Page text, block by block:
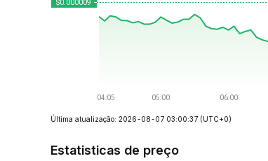
Última atualização: 2026-08-07 03:00:37 (UTC+0)
Estatisticas de preço